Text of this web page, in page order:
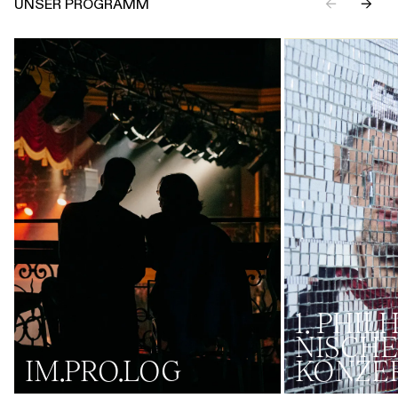
UNSER PROGRAMM ← →
IM.PRO.LOG
1.